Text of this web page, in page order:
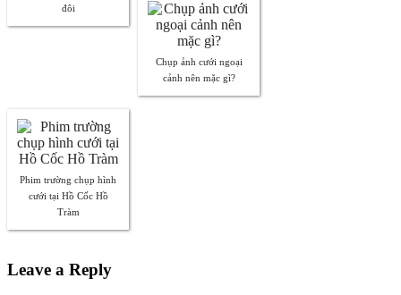
đôi
Chụp ảnh cưới ngoại
cảnh nên mặc gì?
Phim trường chụp hình
cưới tại Hồ Cốc Hồ
Tràm
Leave a Reply